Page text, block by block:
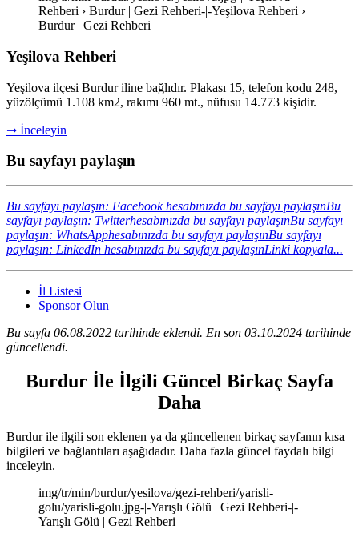
Rehberi › Burdur | Gezi Rehberi-|-Yeşilova Rehberi ›
Burdur | Gezi Rehberi
Yeşilova Rehberi
Yeşilova ilçesi Burdur iline bağlıdır. Plakası 15, telefon kodu 248,
yüzölçümü 1.108 km2, rakımı 960 mt., nüfusu 14.773 kişidir.
➞ İnceleyin
Bu sayfayı paylaşın
Bu sayfayı paylaşın: Facebook hesabınızda bu sayfayı paylaşınBu
sayfayı paylaşın: Twitterhesabınızda bu sayfayı paylaşınBu sayfayı
paylaşın: WhatsApphesabınızda bu sayfayı paylaşınBu sayfayı
paylaşın: LinkedIn hesabınızda bu sayfayı paylaşınLinki kopyala...
İl Listesi
Sponsor Olun
Bu sayfa 06.08.2022 tarihinde eklendi. En son 03.10.2024 tarihinde
güncellendi.
Burdur İle İlgili Güncel Birkaç Sayfa
Daha
Burdur ile ilgili son eklenen ya da güncellenen birkaç sayfanın kısa
bilgileri ve bağlantıları aşağıdadır. Daha fazla güncel faydalı bilgi
inceleyin.
img/tr/min/burdur/yesilova/gezi-rehberi/yarisli-
golu/yarisli-golu.jpg-|-Yarışlı Gölü | Gezi Rehberi-|-
Yarışlı Gölü | Gezi Rehberi